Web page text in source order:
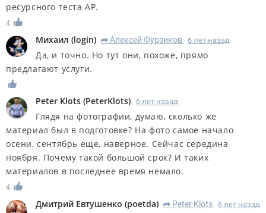
ресурсного теста АР.
4
Михаил (login) R Алексей Фурзиков 6 лет назад
Да, и точно. Но тут они, похоже, прямо
предлагают услуги.
Peter Klots (PeterKlots) 6 лет назад
Глядя на фотографии, думаю, сколько же
материал был в подготовке? На фото самое начало
осени, сентябрь еще, наверное. Сейчас середина
ноября. Почему такой большой срок? И таких
материалов в последнее время немало.
4
Дмитрий Евтушенко (poetda) R Peter Klots 6 лет назад